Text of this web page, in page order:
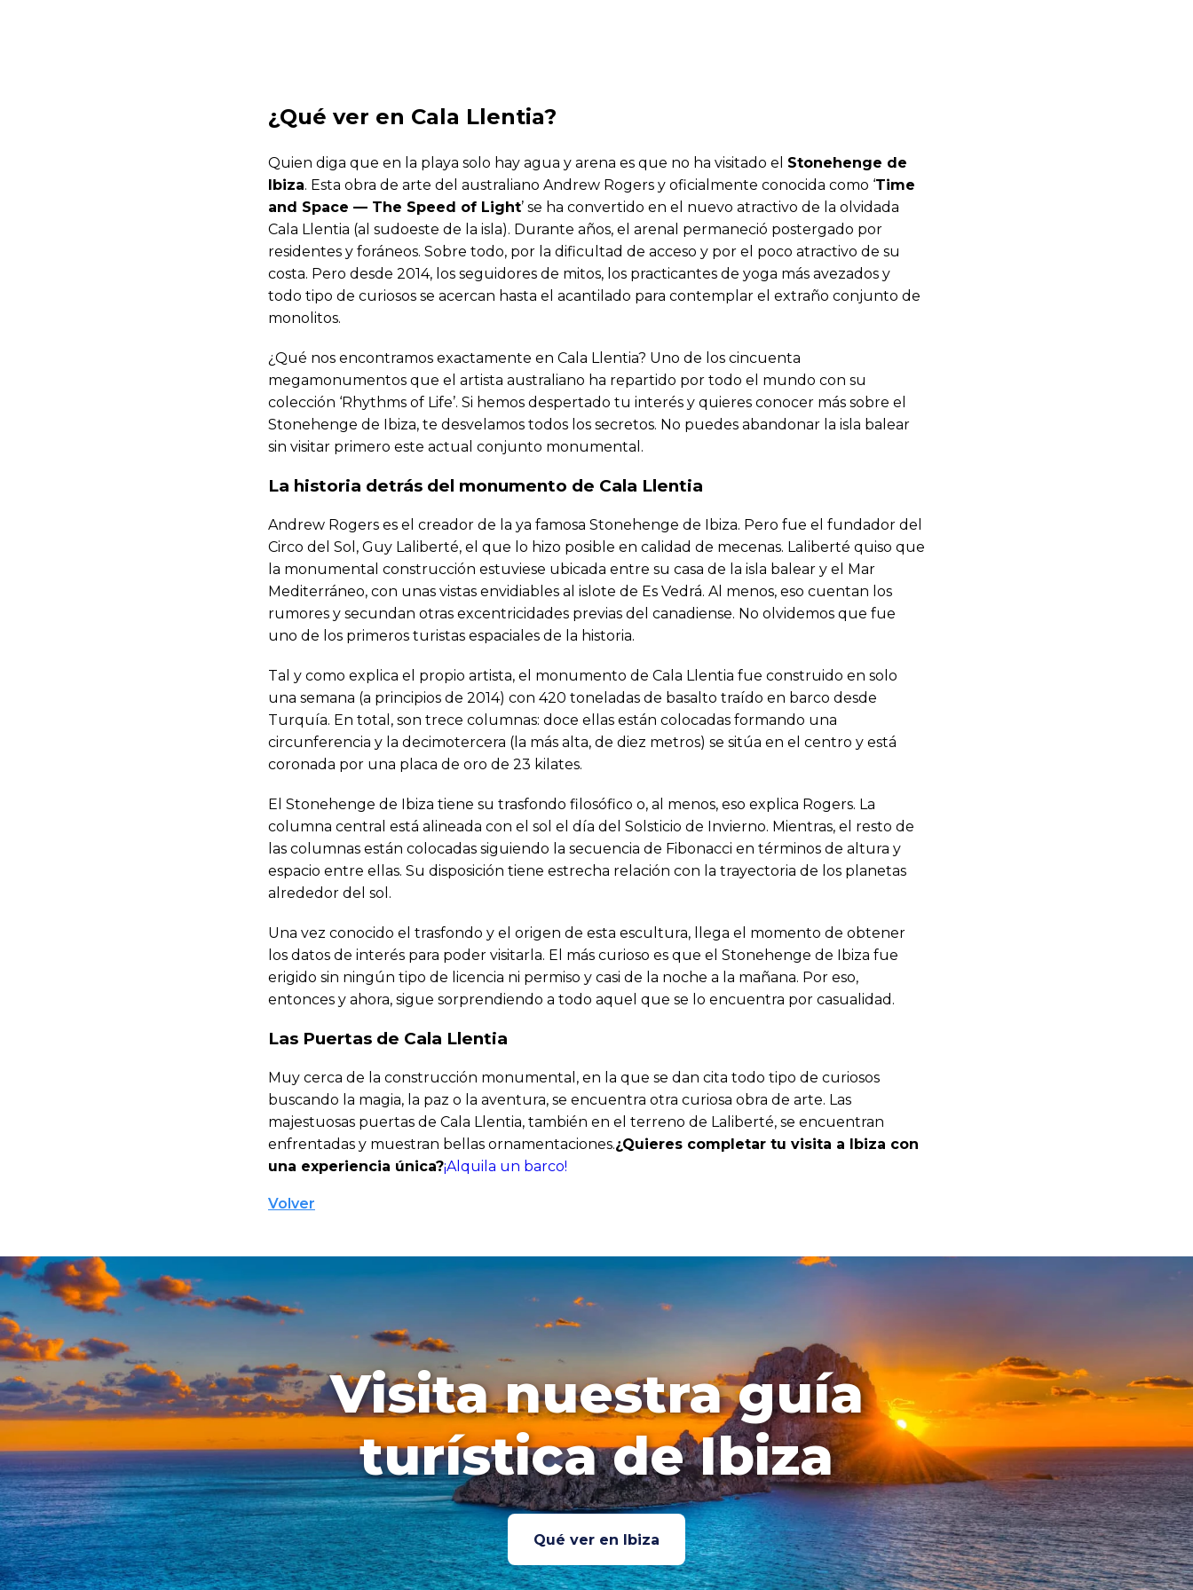
¿Qué ver en Cala Llentia?
Quien diga que en la playa solo hay agua y arena es que no ha visitado el Stonehenge de
Ibiza. Esta obra de arte del australiano Andrew Rogers y oficialmente conocida como ‘Time
and Space — The Speed of Light’ se ha convertido en el nuevo atractivo de la olvidada
Cala Llentia (al sudoeste de la isla). Durante años, el arenal permaneció postergado por
residentes y foráneos. Sobre todo, por la dificultad de acceso y por el poco atractivo de su
costa. Pero desde 2014, los seguidores de mitos, los practicantes de yoga más avezados y
todo tipo de curiosos se acercan hasta el acantilado para contemplar el extraño conjunto de
monolitos.
¿Qué nos encontramos exactamente en Cala Llentia? Uno de los cincuenta
megamonumentos que el artista australiano ha repartido por todo el mundo con su
colección ‘Rhythms of Life’. Si hemos despertado tu interés y quieres conocer más sobre el
Stonehenge de Ibiza, te desvelamos todos los secretos. No puedes abandonar la isla balear
sin visitar primero este actual conjunto monumental.
La historia detrás del monumento de Cala Llentia
Andrew Rogers es el creador de la ya famosa Stonehenge de Ibiza. Pero fue el fundador del
Circo del Sol, Guy Laliberté, el que lo hizo posible en calidad de mecenas. Laliberté quiso que
la monumental construcción estuviese ubicada entre su casa de la isla balear y el Mar
Mediterráneo, con unas vistas envidiables al islote de Es Vedrá. Al menos, eso cuentan los
rumores y secundan otras excentricidades previas del canadiense. No olvidemos que fue
uno de los primeros turistas espaciales de la historia.
Tal y como explica el propio artista, el monumento de Cala Llentia fue construido en solo
una semana (a principios de 2014) con 420 toneladas de basalto traído en barco desde
Turquía. En total, son trece columnas: doce ellas están colocadas formando una
circunferencia y la decimotercera (la más alta, de diez metros) se sitúa en el centro y está
coronada por una placa de oro de 23 kilates.
El Stonehenge de Ibiza tiene su trasfondo filosófico o, al menos, eso explica Rogers. La
columna central está alineada con el sol el día del Solsticio de Invierno. Mientras, el resto de
las columnas están colocadas siguiendo la secuencia de Fibonacci en términos de altura y
espacio entre ellas. Su disposición tiene estrecha relación con la trayectoria de los planetas
alrededor del sol.
Una vez conocido el trasfondo y el origen de esta escultura, llega el momento de obtener
los datos de interés para poder visitarla. El más curioso es que el Stonehenge de Ibiza fue
erigido sin ningún tipo de licencia ni permiso y casi de la noche a la mañana. Por eso,
entonces y ahora, sigue sorprendiendo a todo aquel que se lo encuentra por casualidad.
Las Puertas de Cala Llentia
Muy cerca de la construcción monumental, en la que se dan cita todo tipo de curiosos
buscando la magia, la paz o la aventura, se encuentra otra curiosa obra de arte. Las
majestuosas puertas de Cala Llentia, también en el terreno de Laliberté, se encuentran
enfrentadas y muestran bellas ornamentaciones.¿Quieres completar tu visita a Ibiza con
una experiencia única?¡Alquila un barco!
Volver
Visita nuestra guía
turística de Ibiza
Qué ver en Ibiza